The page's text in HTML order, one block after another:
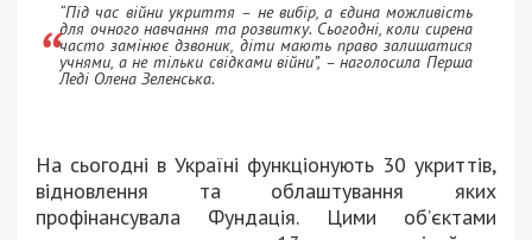
“Під час війни укриття – не вибір, а єдина можливість
для очного навчання та розвитку. Сьогодні, коли сирена
часто замінює дзвоник, діти мають право залишатися
учнями, а не тільки свідками війни”, – наголосила Перша
Леді Олена Зеленська.
На сьогодні в Україні функціонують 30 укриттів,
відновлення та облаштування яких
профінансувала Фундація. Цими об’єктами